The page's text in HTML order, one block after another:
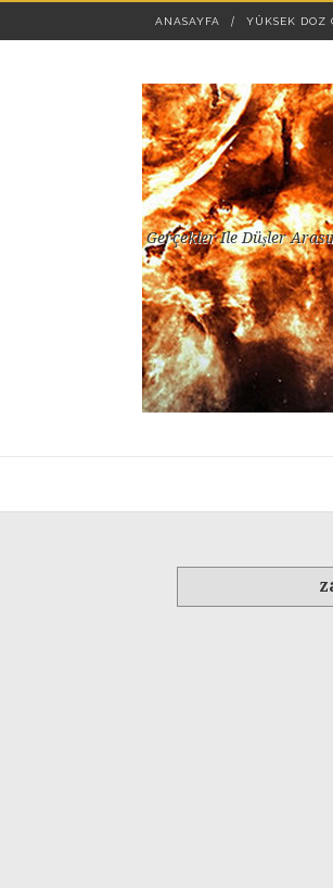
ANASAYFA YÜKSEK DOZ
Gerçekler Ile Düşler